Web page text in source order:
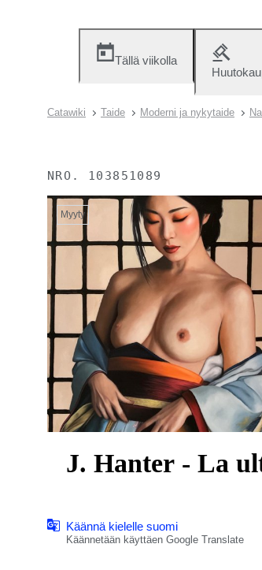
Tällä viikolla
Catawiki Taide Moderni ja nykytaide
NRO. 103851089
Myyty
J. Hanter - La
Käännä kielelle suomi
Käännetään käyttäen Google Translate